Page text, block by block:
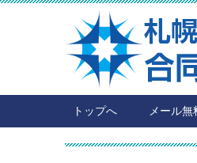
トップへ メール無